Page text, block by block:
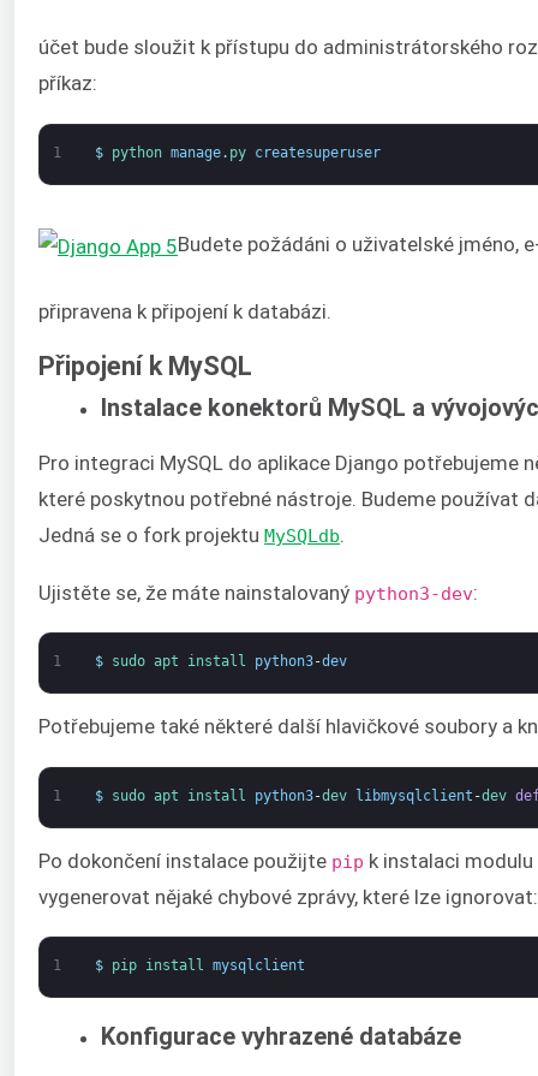
účet bude sloužit k přístupu do administrátorského
příkaz:
1 $ python manage. py createsuperuser
Budete požádáni o uživatelské jméno,
připravena k připojení k databázi.
Připojení k MySQL
Instalace konektorů MySQL a
Pro integraci MySQL do aplikace Django potřebujeme
které poskytnou potřebné nástroje. Budeme používat
Jedná se o fork projektu MySQLdb
Ujistěte se, že máte nainstalovaný python3-dev:
1 $ sudo apt install python3-dev
Potřebujeme také některé další hlavičkové soubory a
1 $ sudo apt install python3-dev libmysqlclient -dev
Po dokončení instalace použijte pip k instalaci
vygenerovat nějaké chybové zprávy, které lze ignorovat:
1 $ pip install mysqlclient
Konfigurace vyhrazené databáze